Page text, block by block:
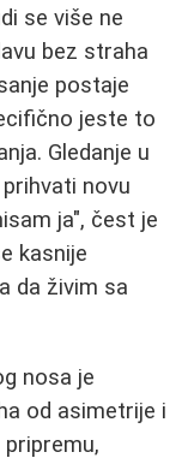
se više ne
bez straha
postaje
jeste to
Gledanje u
novu
ja", čest je
kasnije
da živim sa
nosa je
od asimetrije i